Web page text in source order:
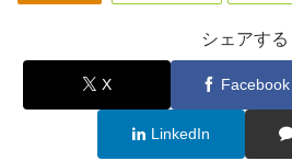
シェアする
X Facebook
LinkedIn